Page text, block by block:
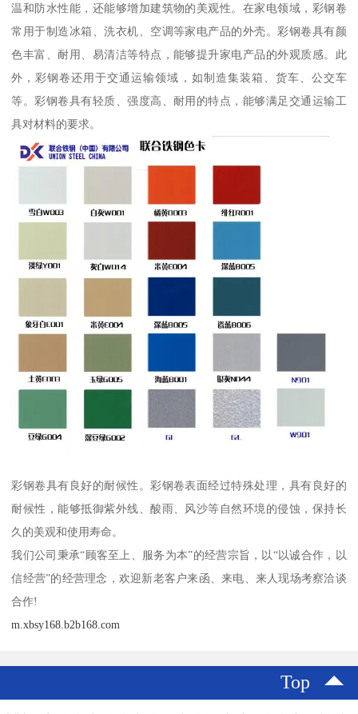
温和防水性能，还能够增加建筑物的美观性。在家电领域，彩钢卷
常用于制造冰箱、洗衣机、空调等家电产品的外壳。彩钢卷具有颜
色丰富、耐用、易清洁等特点，能够提升家电产品的外观质感。此
外，彩钢卷还用于交通运输领域，如制造集装箱、货车、公交车
等。彩钢卷具有轻质、强度高、耐用的特点，能够满足交通运输工
具对材料的要求。
彩钢卷具有良好的耐候性。彩钢卷表面经过特殊处理，具有良好的
耐候性，能够抵御紫外线、酸雨、风沙等自然环境的侵蚀，保持长
久的美观和使用寿命。
我们公司秉承“顾客至上、服务为本”的经营宗旨，以“以诚合作，以
信经营”的经营理念，欢迎新老客户来函、来电、来人现场考察洽谈
合作!
m.xbsy168.b2b168.com
Top